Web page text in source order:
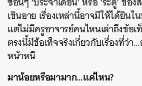
เขินอาย เรื่องเหล่านี้อาจมีให้ได้ยิน
แต่ไม่มีครูอาจารย์คนไหนเล่าถึงข้อ
ตรงนี้มีข้อเท็จจริงเกี่ยวกับเรื่องที่ว่า
หน้าหนี
มาน้อยหรือมามาก…แค่ไหน?